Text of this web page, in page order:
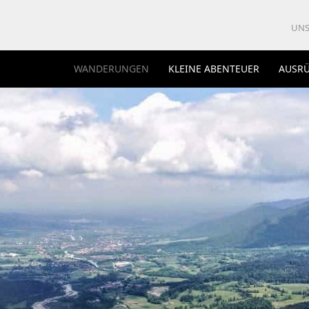
WANDERUNGEN KLEINE ABENTEUER